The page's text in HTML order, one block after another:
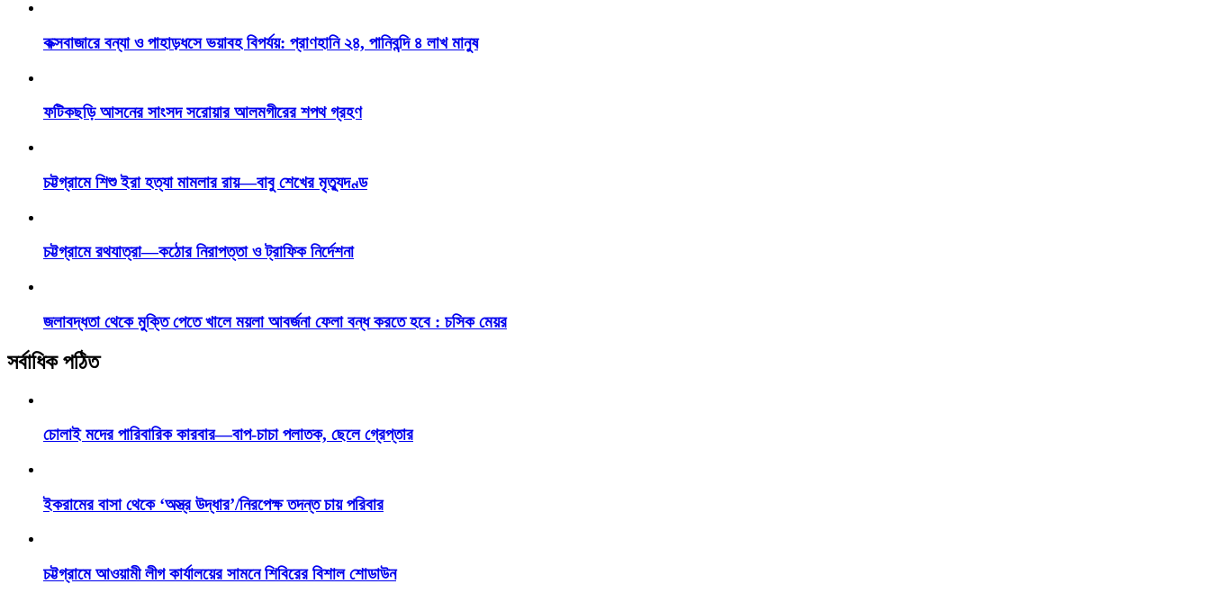
কক্সবাজারে বন্যা ও পাহাড়ধসে ভয়াবহ বিপর্যয়: প্রাণহানি ২৪, পানিবন্দি ৪ লাখ মানুষ
ফটিকছড়ি আসনের সাংসদ সরোয়ার আলমগীরের শপথ গ্রহণ
চট্টগ্রামে শিশু ইরা হত্যা মামলার রায়—বাবু শেখের মৃত্যুদণ্ড
চট্টগ্রামে রথযাত্রা—কঠোর নিরাপত্তা ও ট্রাফিক নির্দেশনা
জলাবদ্ধতা থেকে মুক্তি পেতে খালে ময়লা আবর্জনা ফেলা বন্ধ করতে হবে : চসিক মেয়র
সর্বাধিক পঠিত
চোলাই মদের পারিবারিক কারবার—বাপ-চাচা পলাতক, ছেলে গ্রেপ্তার
ইকরামের বাসা থেকে ‘অস্ত্র উদ্ধার’/নিরপেক্ষ তদন্ত চায় পরিবার
চট্টগ্রামে আওয়ামী লীগ কার্যালয়ের সামনে শিবিরের বিশাল শোডাউন